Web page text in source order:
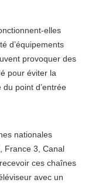
elles
d’équipements
provoquer des
pour éviter la
point d’entrée
nationales
France 3, Canal
ces chaînes
avec un